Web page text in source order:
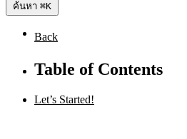
ค้นหา ⌘K
Back
Table of Contents
Let’s Started!